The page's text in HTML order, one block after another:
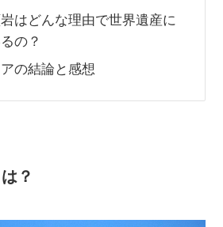
はどんな理由で世界遺産に
の？
の結論と感想
？